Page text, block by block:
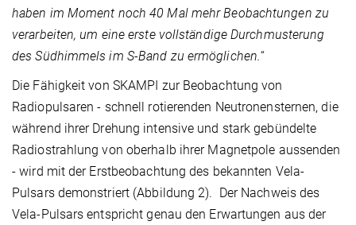
haben im Moment noch 40 Mal mehr Beobachtungen zu
verarbeiten, um eine erste vollständige Durchmusterung
des Südhimmels im S-Band zu ermöglichen.“
Die Fähigkeit von SKAMPI zur Beobachtung von
Radiopulsaren - schnell rotierenden Neutronensternen, die
während ihrer Drehung intensive und stark gebündelte
Radiostrahlung von oberhalb ihrer Magnetpole aussenden
- wird mit der Erstbeobachtung des bekannten Vela-
Pulsars demonstriert (Abbildung 2). Der Nachweis des
Vela-Pulsars entspricht genau den Erwartungen aus der